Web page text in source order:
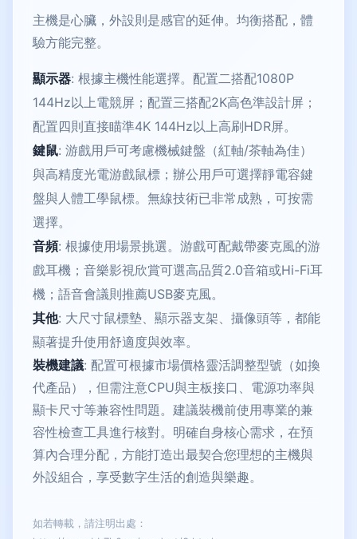
主機是心臟，外設則是感官的延伸。均衡搭配，體
驗方能完整。
顯示器: 根據主機性能選擇。配置二搭配1080P
144Hz以上電競屏；配置三搭配2K高色準設計屏；
配置四則直接瞄準4K 144Hz以上高刷HDR屏。
鍵鼠: 游戲用戶可考慮機械鍵盤（紅軸/茶軸為佳）
與高精度光電游戲鼠標；辦公用戶可選擇靜電容鍵
盤與人體工學鼠標。無線技術已非常成熟，可按需
選擇。
音頻: 根據使用場景挑選。游戲可配戴帶麥克風的游
戲耳機；音樂影視欣賞可選高品質2.0音箱或Hi-Fi耳
機；語音會議則推薦USB麥克風。
其他: 大尺寸鼠標墊、顯示器支架、攝像頭等，都能
顯著提升使用舒適度與效率。
裝機建議: 配置可根據市場價格靈活調整型號（如換
代產品），但需注意CPU與主板接口、電源功率與
顯卡尺寸等兼容性問題。建議裝機前使用專業的兼
容性檢查工具進行核對。明確自身核心需求，在預
算內合理分配，方能打造出最契合您理想的主機與
外設組合，享受數字生活的創造與樂趣。
如若轉載，請注明出處：